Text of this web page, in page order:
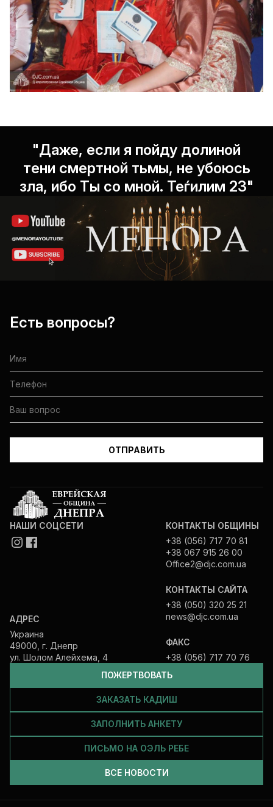
"Даже, если я пойду долиной
тени смертной тьмы, не убоюсь
зла, ибо Ты со мной. Теѓилим 23"
Есть вопросы?
ПОЖЕРТВОВАТЬ
ЗАКАЗАТЬ КАДИШ
ЗАПОЛНИТЬ АНКЕТУ
ПИСЬМО НА ОЭЛЬ РЕБЕ
ВСЕ НОВОСТИ
НАШИ СОЦСЕТИ
АДРЕС
Украина
49000, г. Днепр
ул. Шолом Алейхема, 4
КОНТАКТЫ ОБЩИНЫ
+38 (056) 717 70 81
+38 067 915 26 00
Office2@djc.com.ua
КОНТАКТЫ САЙТА
+38 (050) 320 25 21
news@djc.com.ua
ФАКС
+38 (056) 717 70 76